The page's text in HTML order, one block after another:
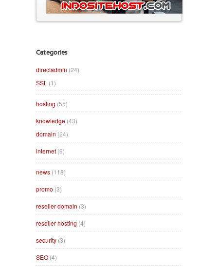
Categories
directadmin (24)
SSL (1)
hosting (55)
knowledge (43)
domain (24)
internet (9)
news (118)
promo (3)
reseller domain (3)
reseller hosting (4)
security (3)
SEO (4)